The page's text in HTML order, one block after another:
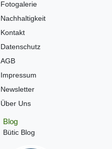
Fotogalerie
Nachhaltigkeit
Kontakt
Datenschutz
AGB
Impressum
Newsletter
Über Uns
Blog
Bütic Blog